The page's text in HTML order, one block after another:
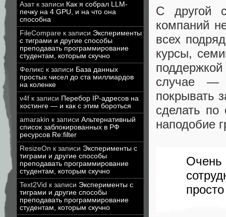
Азатк записи Как я собрал LLM-
печку на 4 GPU, и на что она
способна
FileCompare к записи Эксперименты
с тиграми и другие способы
преподавать программирование
студентам, которым скучно
Феликс к записи База данных
простых чисел до ста миллиардов
на коленке
v4f к записи Перебор IP-адресов на
хостинге — и как с этим бороться
amarakin к записи Альтернативный
список заблокированных в РФ
ресурсов Re:filter
ResizeOn к записи Эксперименты с
тиграми и другие способы
преподавать программирование
студентам, которым скучно
Text2Vid к записи Эксперименты с
тиграми и другие способы
преподавать программирование
студентам, которым скучно
С другой
компаний
всех
курсы,
случае —
покрывать
сделать по
наподобие